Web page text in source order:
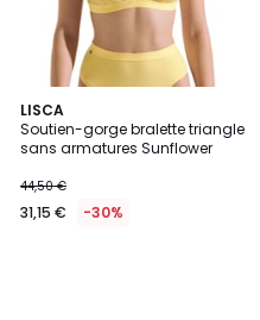
LISCA
Soutien-gorge bralette triangle
sans armatures Sunflower
44,50 €
31,15 € -30%